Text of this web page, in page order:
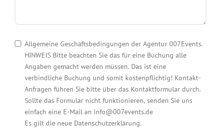
Allgemeine Geschäftsbedingungen der Agentur 007Events.
HINWEIS Bitte beachten Sie das für eine Buchung alle
Angaben gemacht werden müssen. Das ist eine
verbindliche Buchung und somit kostenpflichtig! Kontakt-
Anfragen führen Sie bitte über das Kontaktformular durch.
Sollte das Formular nicht funktionieren, senden Sie uns
einfach eine E-Mail an info@007events.de
Es gilt die neue Datenschutzerklärung.